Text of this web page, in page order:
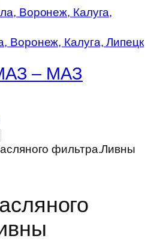
– МАЗ
фильтра.Ливны